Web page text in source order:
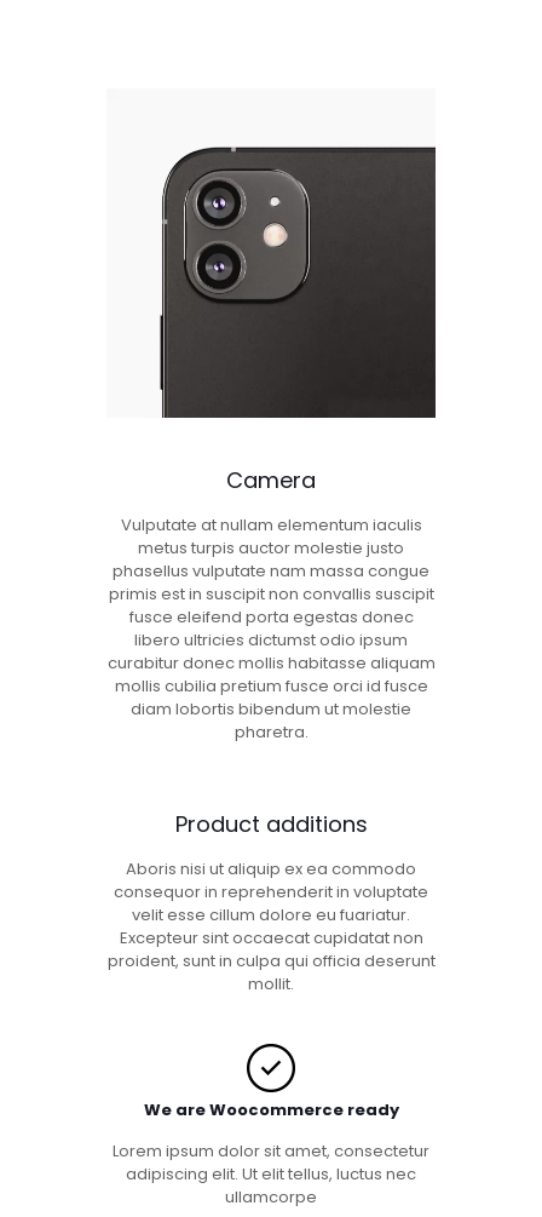
Camera
Vulputate at nullam elementum iaculis
metus turpis auctor molestie justo
phasellus vulputate nam massa congue
primis est in suscipit non convallis suscipit
fusce eleifend porta egestas donec
libero ultricies dictumst odio ipsum
curabitur donec mollis habitasse aliquam
mollis cubilia pretium fusce orci id fusce
diam lobortis bibendum ut molestie
pharetra.
Product additions
Aboris nisi ut aliquip ex ea commodo
consequor in reprehenderit in voluptate
velit esse cillum dolore eu fuariatur.
Excepteur sint occaecat cupidatat non
proident, sunt in culpa qui officia deserunt
mollit.
We are Woocommerce ready
Lorem ipsum dolor sit amet, consectetur
adipiscing elit. Ut elit tellus, luctus nec
ullamcorpe